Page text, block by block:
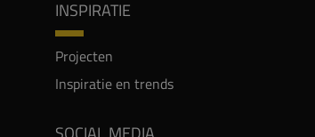
INSPIRATIE
Projecten
Inspiratie en trends